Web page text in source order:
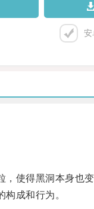
安
使得黑洞本身也变
成和行为。